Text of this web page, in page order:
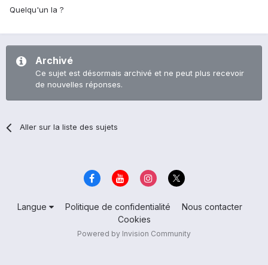
Quelqu'un la ?
Archivé
Ce sujet est désormais archivé et ne peut plus recevoir
de nouvelles réponses.
Aller sur la liste des sujets
Langue Politique de confidentialité
Nous contacter
Cookies
Powered by Invision Community